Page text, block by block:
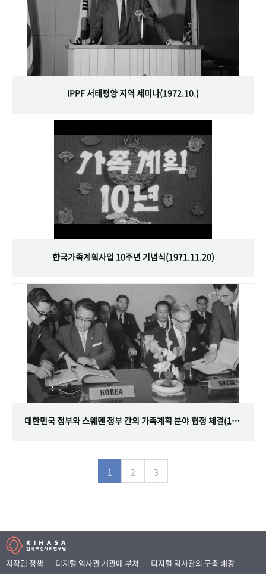
IPPF 서태평양 지역 세미나(1972.10.)
한국가족계획사업 10주년 기념식(1971.11.20)
대한민국 정부와 스웨덴 정부 간의 가족계획 분야 협정 체결(1968.07.12)
1 2 3
저작권 정책 디지털 역사관 개관에 부쳐
디지털 역사관의 구축 배경